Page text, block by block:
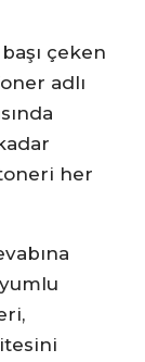
çeken
adlı
her